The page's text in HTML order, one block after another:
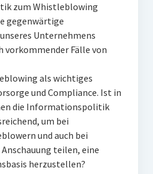
zum Whistleblowing
gegenwärtige
Unternehmens
vorkommender Fälle von
als wichtiges
und Compliance. Ist in
die Informationspolitik
um bei
und auch bei
teilen, eine
herzustellen?